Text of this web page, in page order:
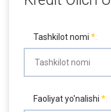
Tashkilot nomi
Faoliyat yo'nalishi